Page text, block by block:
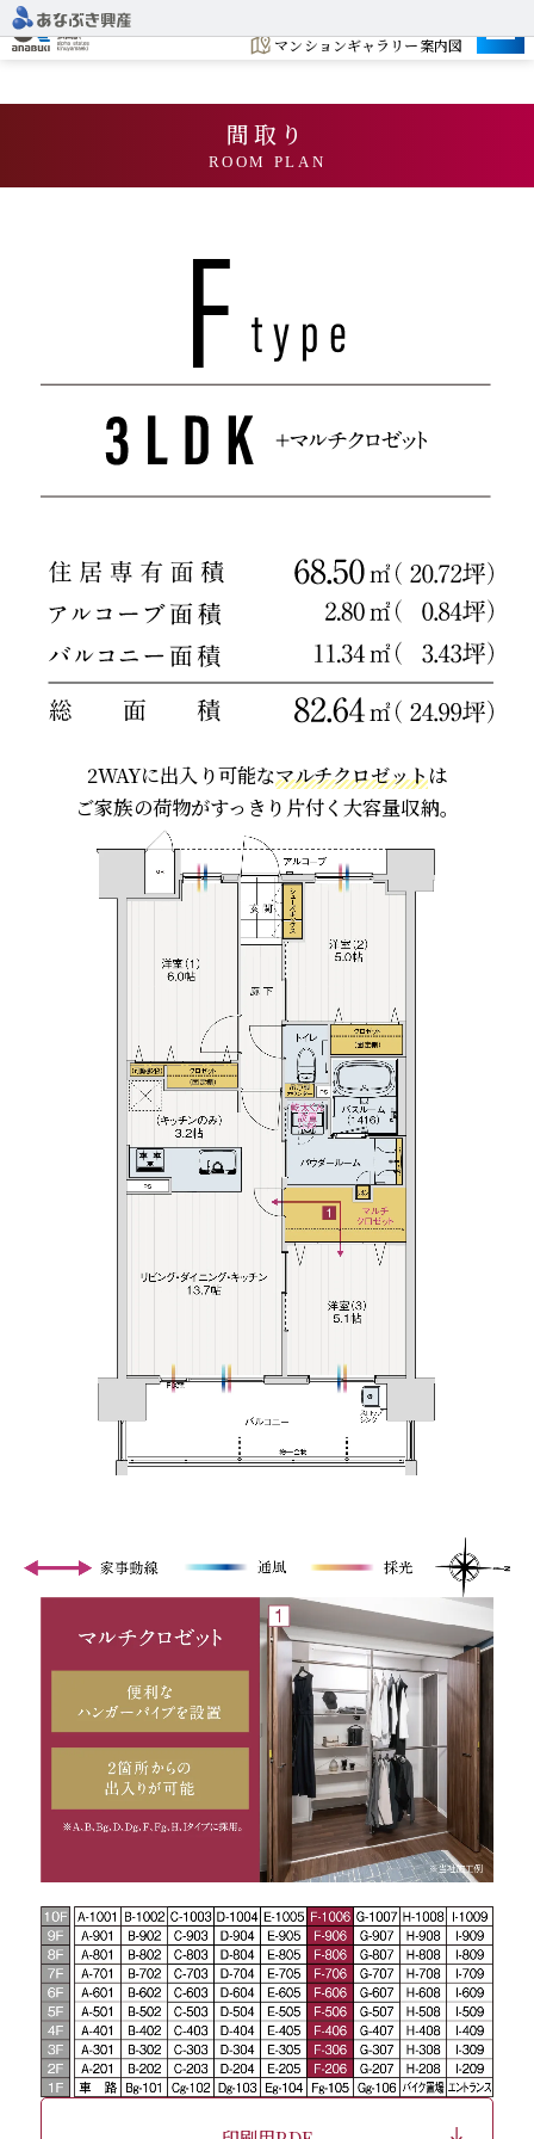
マンションギャラリー案内図
間取り
ROOM PLAN
2WAYに出入り可能なマルチクロゼットは
ご家族の荷物がすっきり片付く大容量収納。